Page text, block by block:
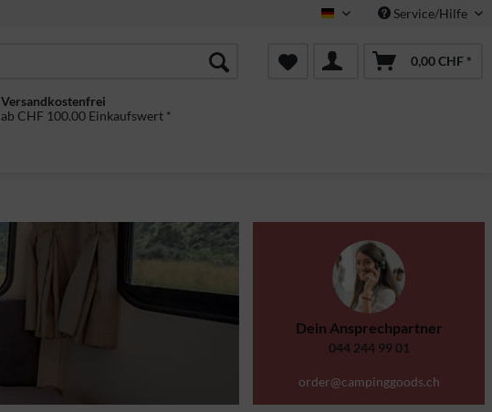
Deutsch Service/Hilfe
0,00 CHF *
Versandkostenfrei
ab CHF 100.00 Einkaufswert *
Dein Ansprechpartner
044 244 99 01
order@campinggoods.ch